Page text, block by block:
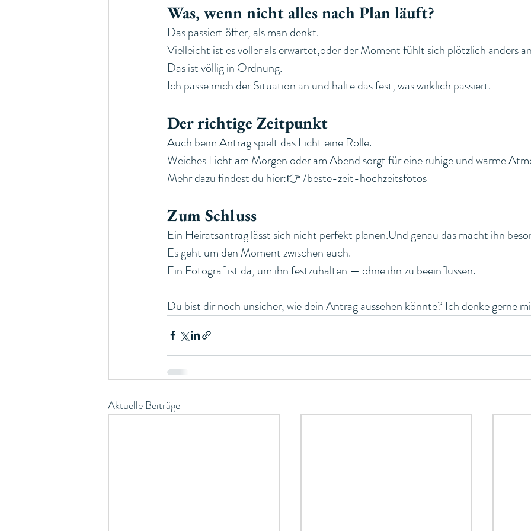
Was, wenn nicht alles nach Plan läuft?
Das passiert öfter, als man denkt.
Vielleicht ist es voller als erwartet,oder der Moment fühlt sich plötzlich anders
Das ist völlig in Ordnung.
Ich passe mich der Situation an und halte das fest, was wirklich passiert.
Der richtige Zeitpunkt
Auch beim Antrag spielt das Licht eine Rolle.
Weiches Licht am Morgen oder am Abend sorgt für eine ruhige und warme
Mehr dazu findest du hier:👉 /beste-zeit-hochzeitsfotos
Zum Schluss
Ein Heiratsantrag lässt sich nicht perfekt planen.Und genau das macht ihn
Es geht um den Moment zwischen euch.
Ein Fotograf ist da, um ihn festzuhalten — ohne ihn zu beeinflussen.
Du bist dir noch unsicher, wie dein Antrag aussehen könnte? Ich denke gerne
Aktuelle Beiträge